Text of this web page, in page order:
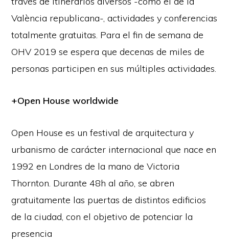
València republicana-, actividades y conferencias
totalmente gratuitas. Para el fin de semana de
OHV 2019 se espera que decenas de miles de
personas participen en sus múltiples actividades.
+Open House worldwide
Open House es un festival de arquitectura y
urbanismo de carácter internacional que nace en
1992 en Londres de la mano de Victoria
Thornton. Durante 48h al año, se abren
gratuitamente las puertas de distintos edificios
de la ciudad, con el objetivo de potenciar la
presencia